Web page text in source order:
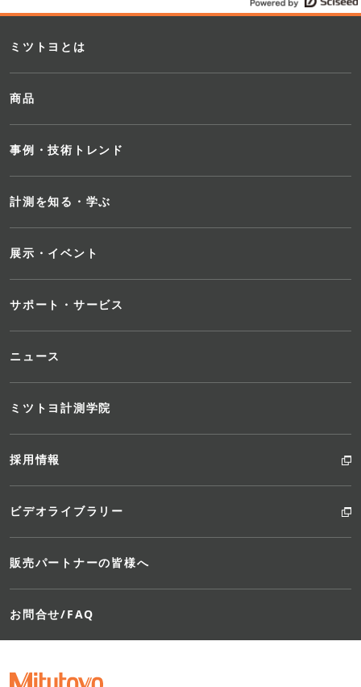
ミツトヨとは
商品
事例・技術トレンド
計測を知る・学ぶ
展示・イベント
サポート・サービス
ニュース
ミツトヨ計測学院
採用情報
ビデオライブラリー
販売パートナーの皆様へ
お問合せ/FAQ